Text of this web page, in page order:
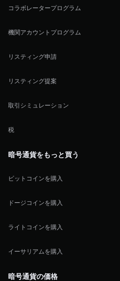
コラボレータープログラム
機関アカウントプログラム
リスティング申請
リスティング提案
取引シミュレーション
税
暗号通貨をもっと買う
ビットコインを購入
ドージコインを購入
ライトコインを購入
イーサリアムを購入
暗号通貨の価格